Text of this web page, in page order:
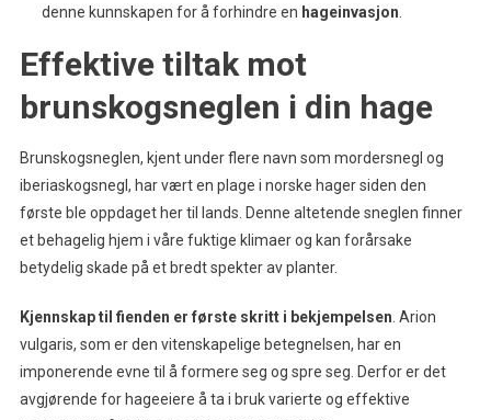
denne kunnskapen for å forhindre en hageinvasjon.
Effektive tiltak mot
brunskogsneglen i din hage
Brunskogsneglen, kjent under flere navn som mordersnegl og
iberiaskogsnegl, har vært en plage i norske hager siden den
første ble oppdaget her til lands. Denne altetende sneglen finner
et behagelig hjem i våre fuktige klimaer og kan forårsake
betydelig skade på et bredt spekter av planter.
Kjennskap til fienden er første skritt i bekjempelsen. Arion
vulgaris, som er den vitenskapelige betegnelsen, har en
imponerende evne til å formere seg og spre seg. Derfor er det
avgjørende for hageeiere å ta i bruk varierte og effektive